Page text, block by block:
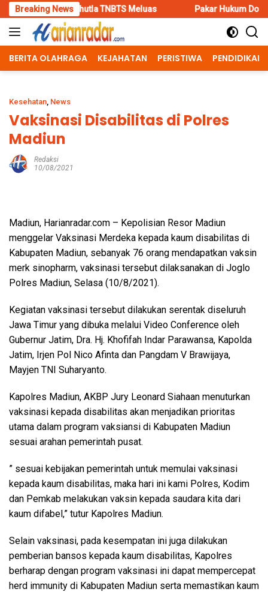
Skip
to
content
Breaking News
Karhutla TNBTS Meluas Pakar Hukum Dorong Polri
BERITA OLAHRAGA KEJAHATAN PERISTIWA PENDIDIKAN
Kesehatan, News
Vaksinasi Disabilitas di Polres
Madiun
Redaksi
10/08/2021
Madiun, Harianradar.com – Kepolisian Resor Madiun
menggelar Vaksinasi Merdeka kepada kaum disabilitas di
Kabupaten Madiun, sebanyak 76 orang mendapatkan vaksin
merk sinopharm, vaksinasi tersebut dilaksanakan di Joglo
Polres Madiun, Selasa (10/8/2021).
Kegiatan vaksinasi tersebut dilakukan serentak diseluruh
Jawa Timur yang dibuka melalui Video Conference oleh
Gubernur Jatim, Dra. Hj. Khofifah Indar Parawansa, Kapolda
Jatim, Irjen Pol Nico Afinta dan Pangdam V Brawijaya,
Mayjen TNI Suharyanto.
Kapolres Madiun, AKBP Jury Leonard Siahaan menuturkan
vaksinasi kepada disabilitas akan menjadikan prioritas
utama dalam program vaksiansi di Kabupaten Madiun
sesuai arahan pemerintah pusat.
” sesuai kebijakan pemerintah untuk memulai vaksinasi
kepada kaum disabilitas, maka hari ini kami Polres, Kodim
dan Pemkab melakukan vaksin kepada saudara kita dari
kaum difabel,” tutur Kapolres Madiun.
Selain vaksinasi, pada kesempatan ini juga dilakukan
pemberian bansos kepada kaum disabilitas, Kapolres
berharap dengan program vaksinasi ini dapat mempercepat
herd immunity di Kabupaten Madiun serta memastikan kaum